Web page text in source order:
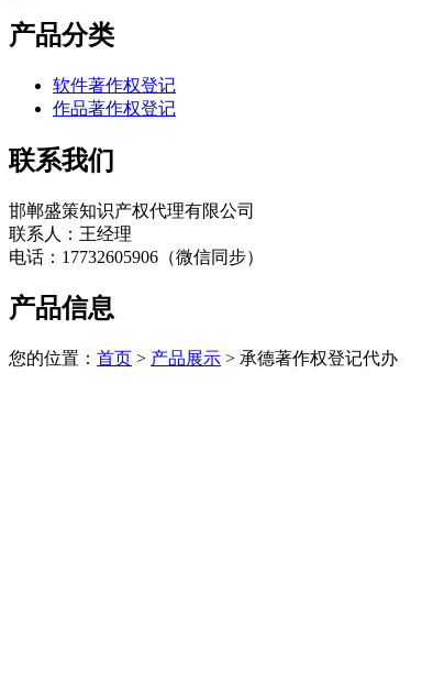
产品分类
软件著作权登记
作品著作权登记
联系我们
邯郸盛策知识产权代理有限公司
联系人：王经理
电话：17732605906（微信同步）
产品信息
您的位置： 首页 > 产品展示 > 承德著作权登记代办